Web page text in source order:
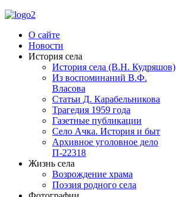
О сайте
Новости
История села
История села (В.Н. Кудряшов)
Из воспоминаний В.Ф.
Власова
Статьи Д. Карабельникова
Трагедия 1959 года
Газетные публикации
Село Ачка. История и быт
Архивное уголовное дело
П-22318
Жизнь села
Возрождение храма
Поэзия родного села